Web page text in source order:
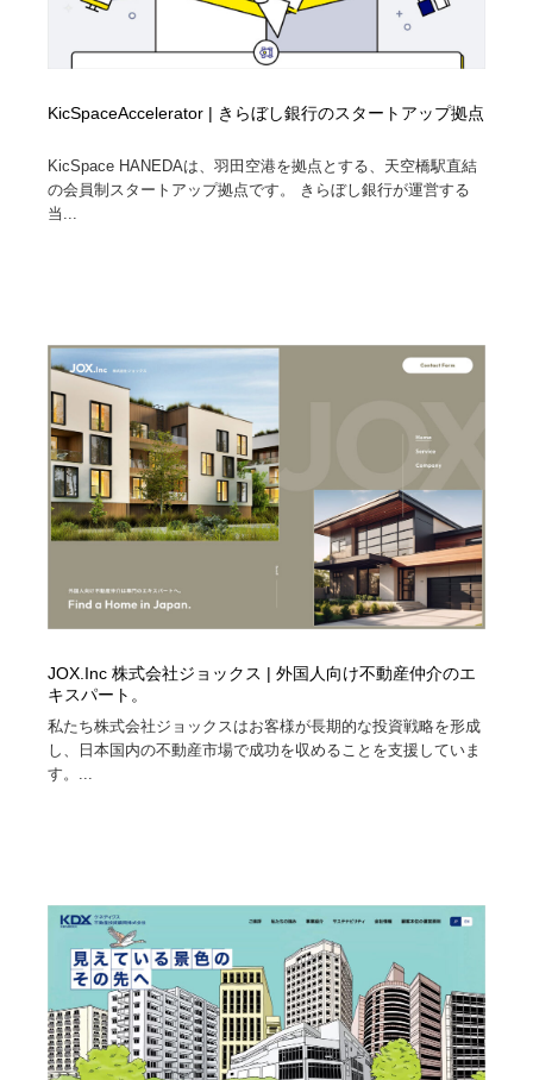
KicSpaceAccelerator | きらぼし銀行のスタートアップ拠点
KicSpace HANEDAは、羽田空港を拠点とする、天空橋駅直結
の会員制スタートアップ拠点です。 きらぼし銀行が運営する
当...
JOX.Inc 株式会社ジョックス | 外国人向け不動産仲介のエ
キスパート。
私たち株式会社ジョックスはお客様が長期的な投資戦略を形成
し、日本国内の不動産市場で成功を収めることを支援していま
す。...